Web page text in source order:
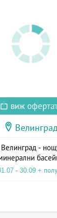
виж
Велинград
-
- 30.09 +